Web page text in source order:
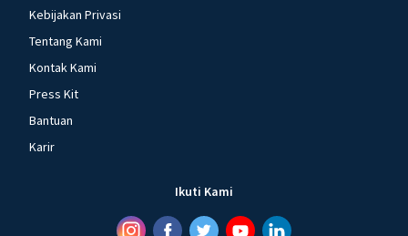
Kebijakan Privasi
Tentang Kami
Kontak Kami
Press Kit
Bantuan
Karir
Ikuti Kami